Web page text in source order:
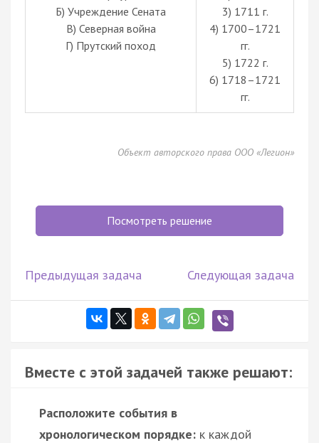
Б) Учреждение Сената
В) Северная война
Г) Прутский поход
3) 1711 г.
4) 1700–1721
гг.
5) 1722 г.
6) 1718–1721
гг.
Объект авторского права ООО «Легион»
Посмотреть решение
Предыдущая задача Следующая задача
Вместе с этой задачей также решают:
Расположите события в
хронологическом порядке: к каждой